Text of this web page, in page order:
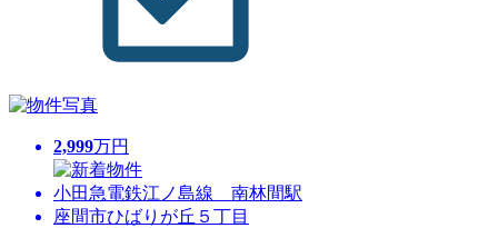
2,999万円
小田急電鉄江ノ島線 南林間駅
座間市ひばりが丘５丁目